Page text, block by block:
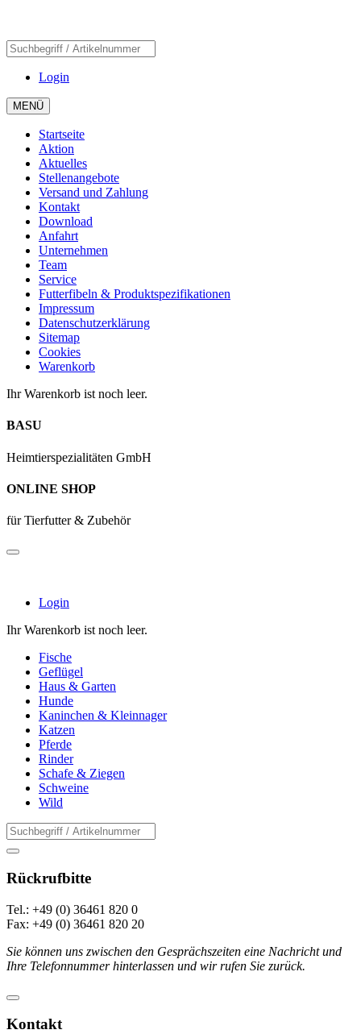
Login
MENÜ
Startseite
Aktion
Aktuelles
Stellenangebote
Versand und Zahlung
Kontakt
Download
Anfahrt
Unternehmen
Team
Service
Futterfibeln & Produktspezifikationen
Impressum
Datenschutzerklärung
Sitemap
Cookies
Warenkorb
Ihr Warenkorb ist noch leer.
BASU
Heimtierspezialitäten GmbH
ONLINE SHOP
für Tierfutter & Zubehör
Login
Ihr Warenkorb ist noch leer.
Fische
Geflügel
Haus & Garten
Hunde
Kaninchen & Kleinnager
Katzen
Pferde
Rinder
Schafe & Ziegen
Schweine
Wild
Rückrufbitte
Tel.: +49 (0) 36461 820 0
Fax: +49 (0) 36461 820 20
Sie können uns zwischen den Gesprächszeiten eine Nachricht und
Ihre Telefonnummer hinterlassen und wir rufen Sie zurück.
Kontakt